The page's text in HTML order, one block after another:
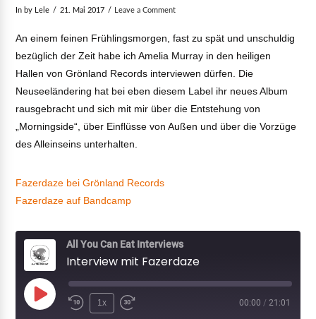
In by Lele 21. Mai 2017 Leave a Comment
An einem feinen Frühlingsmorgen, fast zu spät und unschuldig
bezüglich der Zeit habe ich Amelia Murray in den heiligen
Hallen von Grönland Records interviewen dürfen. Die
Neuseeländering hat bei eben diesem Label ihr neues Album
rausgebracht und sich mit mir über die Entstehung von
„Morningside“, über Einflüsse von Außen und über die Vorzüge
des Alleinseins unterhalten.
Fazerdaze bei Grönland Records
Fazerdaze auf Bandcamp
All You Can Eat Interviews
Interview mit Fazerdaze
Play
1x 00:00 / 21:01